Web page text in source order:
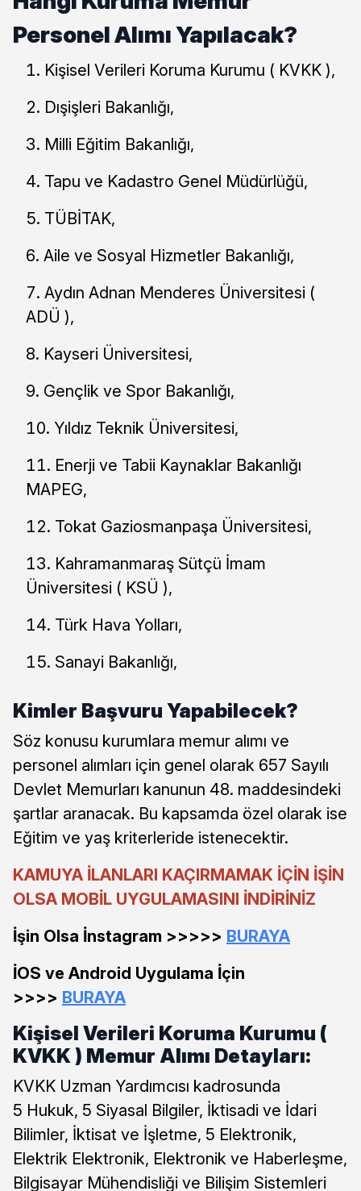
Personel Alımı Yapılacak?
Kişisel Verileri Koruma Kurumu ( KVKK ),
Dışişleri Bakanlığı,
Milli Eğitim Bakanlığı,
Tapu ve Kadastro Genel Müdürlüğü,
TÜBİTAK,
Aile ve Sosyal Hizmetler Bakanlığı,
Aydın Adnan Menderes Üniversitesi (
ADÜ ),
Kayseri Üniversitesi,
Gençlik ve Spor Bakanlığı,
Yıldız Teknik Üniversitesi,
Enerji ve Tabii Kaynaklar Bakanlığı
MAPEG,
Tokat Gaziosmanpaşa Üniversitesi,
Kahramanmaraş Sütçü İmam
Üniversitesi ( KSÜ ),
Türk Hava Yolları,
Sanayi Bakanlığı,
Kimler Başvuru Yapabilecek?
Söz konusu kurumlara memur alımı ve
personel alımları için genel olarak 657 Sayılı
Devlet Memurları kanunun 48. maddesindeki
şartlar aranacak. Bu kapsamda özel olarak ise
Eğitim ve yaş kriterleride istenecektir.
KAMUYA İLANLARI KAÇIRMAMAK İÇİN İŞİN
OLSA MOBİL UYGULAMASINI İNDİRİNİZ
İşin Olsa İnstagram >>>>> BURAYA
İOS ve Android Uygulama İçin
>>>> BURAYA
Kişisel Verileri Koruma Kurumu (
KVKK ) Memur Alımı Detayları:
KVKK Uzman Yardımcısı kadrosunda
5 Hukuk, 5 Siyasal Bilgiler, İktisadi ve İdari
Bilimler, İktisat ve İşletme, 5 Elektronik,
Elektrik Elektronik, Elektronik ve Haberleşme,
Bilgisayar Mühendisliği ve Bilişim Sistemleri